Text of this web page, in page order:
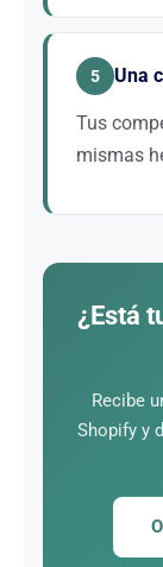
Sin
conversión.
5 Una
Tus
mismas
La
¿Está
Recibe
Shopify y